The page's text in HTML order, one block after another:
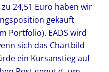
24,51 Euro haben wir
gekauft
Portfolio). EADS wird
sich das Chartbild
ein Kursanstieg auf